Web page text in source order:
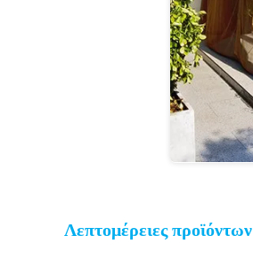
Λεπτομέρειες προϊόντων